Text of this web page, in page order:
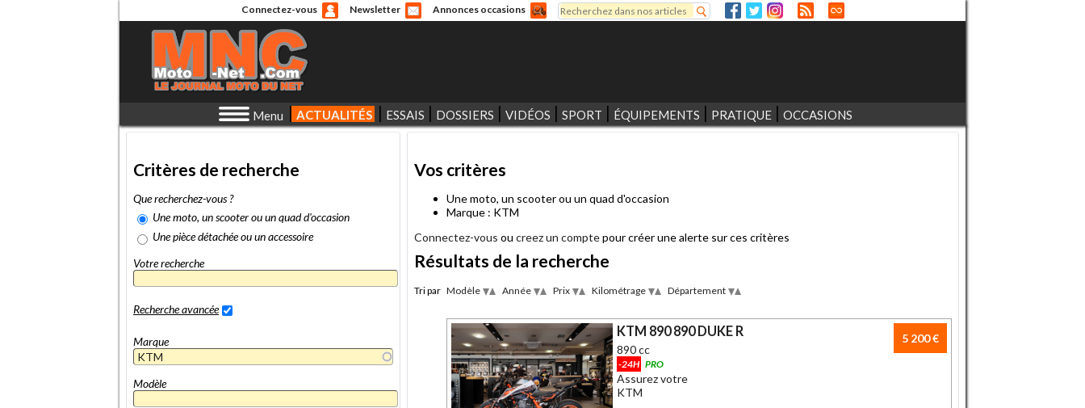
Connectez-vous Newsletter Annonces occasions
Formulaire de recherche
Rechercher
Menu ACTUALITÉS ESSAIS DOSSIERS VIDÉOS SPORT ÉQUIPEMENTS PRATIQUE OCCASIONS
Critères de recherche
Que recherchez-vous ?
Une moto, un scooter ou un quad d'occasion
Une pièce détachée ou un accessoire
Votre recherche
Recherche avancée
Marque
Modèle
Vos critères
Une moto, un scooter ou un quad d'occasion
Marque : KTM
Connectez-vous ou creez un comptepour créer une alerte sur ces critères
Résultats de la recherche
Tri par Modèle AscDesc
Année AscDesc
Prix AscDesc
Kilométrage AscDesc
Département Asc
5 200 €
KTM 890 890 DUKE R
890 cc
-24H PRO
Assurez votre
KTM